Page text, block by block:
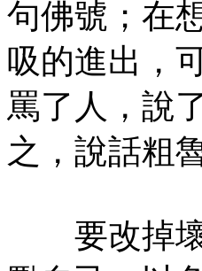
句佛號；在
吸的進出，
罵了人，說
之，說話粗
要改掉壞